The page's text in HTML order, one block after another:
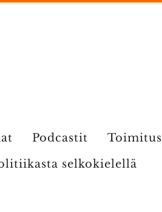
Podcastit Toimitus
selkokielellä